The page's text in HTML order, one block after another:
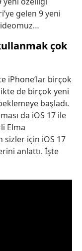
gelen 9 yeni
çok
iPhone’lar birçok
de birçok yeni
başladı.
da iOS 17 ile
Elma
sizler için iOS 17
anlattı. İşte